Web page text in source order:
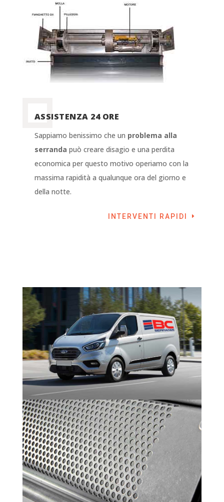
ASSISTENZA 24 ORE
Sappiamo benissimo che un problema alla
serranda può creare disagio e una perdita
economica per questo motivo operiamo con la
massima rapidità a qualunque ora del giorno e
della notte.
INTERVENTI RAPIDI